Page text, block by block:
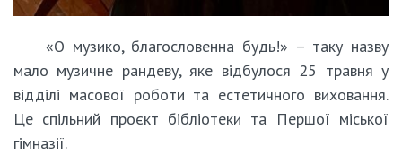
«О музико, благословенна будь!» – таку назву
мало музичне рандеву, яке відбулося 25 травня у
відділі масової роботи та естетичного виховання.
Це спільний проєкт бібліотеки та Першої міської
гімназії.